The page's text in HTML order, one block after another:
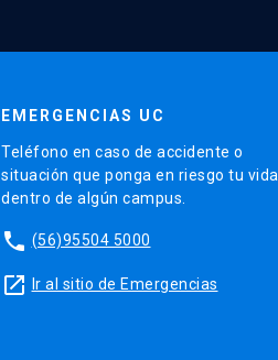
EMERGENCIAS UC
Teléfono en caso de accidente o
situación que ponga en riesgo tu vida
dentro de algún campus.
phone (56)95504 5000
launch Ir al sitio de Emergencias